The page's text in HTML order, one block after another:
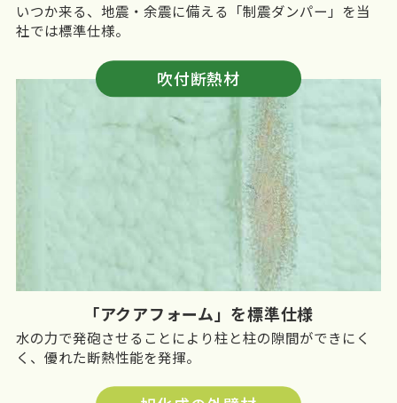
いつか来る、地震・余震に備える「制震ダンパー」を当
社では標準仕様。
吹付断熱材
「アクアフォーム」を標準仕様
水の力で発砲させることにより柱と柱の隙間ができにく
く、優れた断熱性能を発揮。